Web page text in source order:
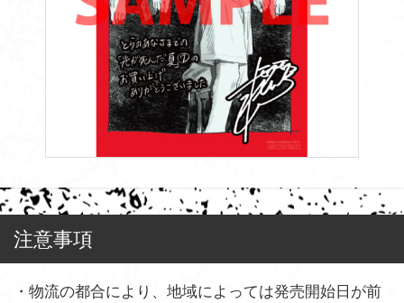
注意事項
・物流の都合により、地域によっては発売開始日が前